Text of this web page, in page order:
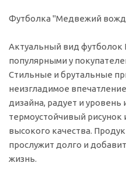
Футболка "Медвежий
Актуальный вид футболок
популярными у
Стильные и брутальные
неизгладимое
дизайна, радует и уровень
термоустойчивый рисунок
высокого качества.
прослужит долго и
жизнь.